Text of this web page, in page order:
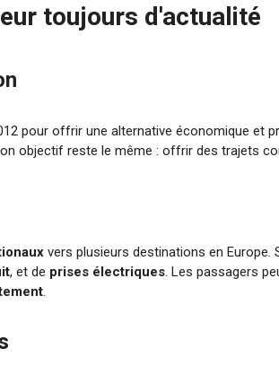
toujours d'actualité
pour offrir une alternative économique et
objectif reste le même : offrir des trajets
vers plusieurs destinations en Europe.
, et de prises électriques. Les passagers
.